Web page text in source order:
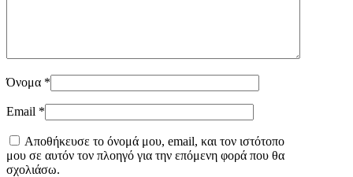
Όνομα *
Email *
Αποθήκευσε το όνομά μου, email, και τον ιστότοπο
μου σε αυτόν τον πλοηγό για την επόμενη φορά που θα
σχολιάσω.